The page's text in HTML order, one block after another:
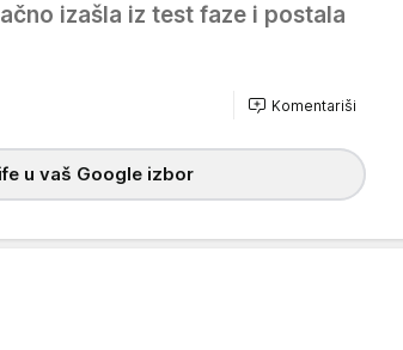
izašla iz test faze i postala
Komentariši
u vaš Google izbor